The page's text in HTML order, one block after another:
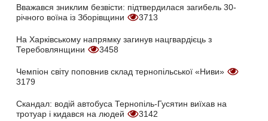
Вважався зниклим безвісти: підтвердилася загибель 30-
річного воїна із Зборівщини
3713
На Харківському напрямку загинув нацгвардієць з
Теребовлянщини
3458
Чемпіон світу поповнив склад тернопільської «Ниви»
3179
Скандал: водій автобуса Тернопіль-Гусятин виїхав на
тротуар і кидався на людей
3142